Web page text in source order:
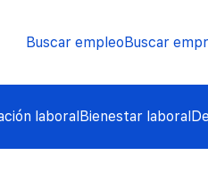
Buscar empleoBuscar
laboralBienestar laboral